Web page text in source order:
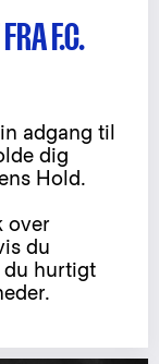
F.C.
adgang til
dig
Hold.
over
du
hurtigt